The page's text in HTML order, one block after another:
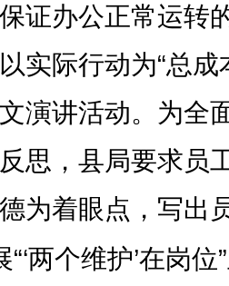
证办公正常运转
实际行动为“总
演讲活动。 为全
思，县局要求员
为着眼点，写出
两个维护’在岗